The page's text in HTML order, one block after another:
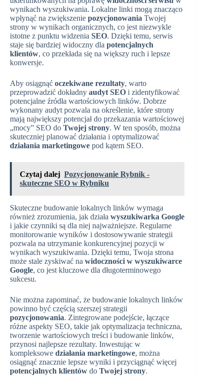
wynikach wyszukiwania. Lokalne linki mogą znacząco
wpłynąć na zwiększenie pozycjonowania Twojej
strony w wynikach organicznych, co jest niezwykle
istotne z punktu widzenia SEO. Dzięki temu, serwis
staje się bardziej widoczny dla potencjalnych
klientów, co przekłada się na większy ruch i lepsze
konwersje.
Aby osiągnąć oczekiwane rezultaty, warto
przeprowadzić dokładny audyt SEO i zidentyfikować
potencjalne źródła wartościowych linków. Dobrze
wykonany audyt pozwala na określenie, które strony
mają największy potencjał do przekazania wartościowej
„mocy” SEO do Twojej strony. W ten sposób, można
skuteczniej planować działania i optymalizować
działania marketingowe pod kątem SEO.
Czytaj dalej Pozycjonowanie Rybnik -
skuteczne SEO w Rybniku
Skuteczne budowanie lokalnych linków wymaga
również zrozumienia, jak działa wyszukiwarka Google
i jakie czynniki są dla niej najważniejsze. Regularne
monitorowanie wyników i dostosowywanie strategii
pozwala na utrzymanie konkurencyjnej pozycji w
wynikach wyszukiwania. Dzięki temu, Twoja strona
może stale zyskiwać na widoczności w wyszukiwarce
Google, co jest kluczowe dla długoterminowego
sukcesu.
Nie można zapominać, że budowanie lokalnych linków
powinno być częścią szerszej strategii
pozycjonowania. Zintegrowane podejście, łączące
różne aspekty SEO, takie jak optymalizacja techniczna,
tworzenie wartościowych treści i budowanie linków,
przynosi najlepsze rezultaty. Inwestując w
kompleksowe działania marketingowe, można
osiągnąć znacznie lepsze wyniki i przyciągnąć więcej
potencjalnych klientów do Twojej strony.